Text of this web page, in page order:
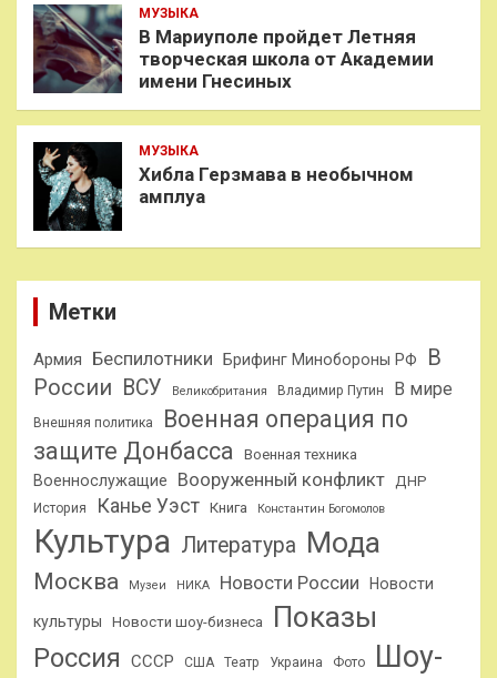
МУЗЫКА
В Мариуполе пройдет Летняя
творческая школа от Академии
имени Гнесиных
МУЗЫКА
Хибла Герзмава в необычном
амплуа
Метки
Армия Беспилотники Брифинг Минобороны РФ
В
России ВСУ Великобритания Владимир Путин В мире
Внешняя политика
Военная операция по
защите Донбасса
Военная техника
Военнослужащие Вооруженный конфликт ДНР
История Канье Уэст Книга Константин Богомолов
Культура Литература Мода
Москва Музеи НИКА Новости России Новости
культуры Новости шоу-бизнеса Показы
Россия СССР США Театр Украина Фото
Шоу-